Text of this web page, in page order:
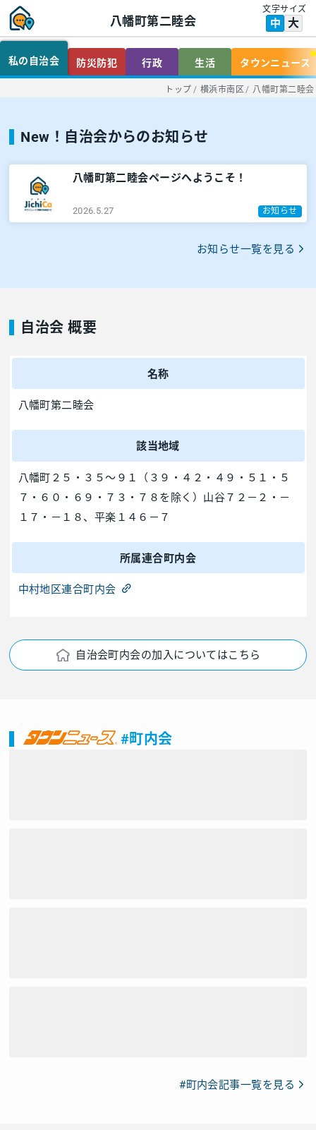
八幡町第二睦会
文字サイズ
中 大
私の自治会 防災防犯 行政 生活 タウンニュース
トップ / 横浜市南区 / 八幡町第二睦会
New！自治会からのお知らせ
八幡町第二睦会ページへようこそ！
2026.5.27 お知らせ
お知らせ一覧を見る
自治会 概要
名称
八幡町第二睦会
該当地域
八幡町２５・３５～９１（３９・４２・４９・５１・５
７・６０・６９・７３・７８を除く）山谷７２－２・－
１７・－１８、平楽１４６－７
所属連合町内会
中村地区連合町内会
自治会町内会の加入についてはこちら
#町内会
#町内会記事一覧を見る